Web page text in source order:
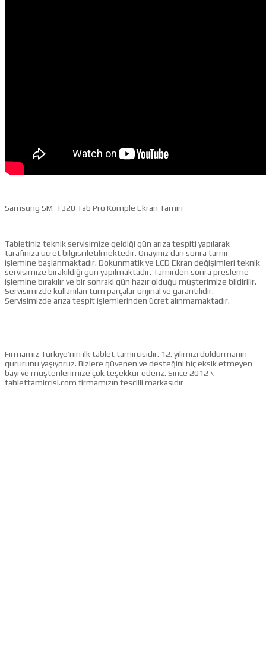
Samsung SM-T320 Tab Pro Komple Ekran Tamiri
Tabletiniz teknik servisimize geldiği gün arıza tespiti yapılarak
tarafınıza ücret bilgisi iletilmektedir. Onayınız dan sonra tamir
işlemine başlanmaktadır. Dokunmatik ve LCD Ekran değişimleri teknik
servisimize bırakıldığı gün yapılmaktadır. Tamirden sonra presleme
işlemine bırakılır ve bir sonraki gün hazır olduğu müşterimize bildirilir.
Servisimizde kullanılan tüm parçalar orijinal ve garantilidir.
Servisimizde arıza tespit işlemlerinden ücret alınmamaktadır.
Firmamız Türkiye’nin ilk tablet tamircisidir. 12. yılımızı doldurmanın
gururunu yaşıyoruz. Bizlere güvenen ve desteğini hiç eksik etmeyen
bayi ve müşterilerimize çok teşekkür ederiz. Since 2012 \
tablettamircisi.com firmamızın tescilli markasıdır